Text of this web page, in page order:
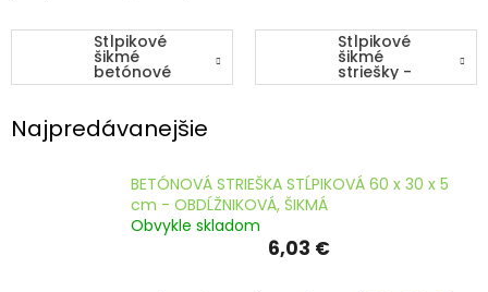
STRIEŠKY
Kalkulácia
Stĺpikové
šikmé
betónové
striešky
Stĺpikové
šikmé
striešky -
farebné
Najpredávanejšie
BETÓNOVÁ STRIEŠKA STĹPIKOVÁ 60 x 30 x 5
cm - OBDĹŽNIKOVÁ, ŠIKMÁ
Obvykle skladom
6,03 €